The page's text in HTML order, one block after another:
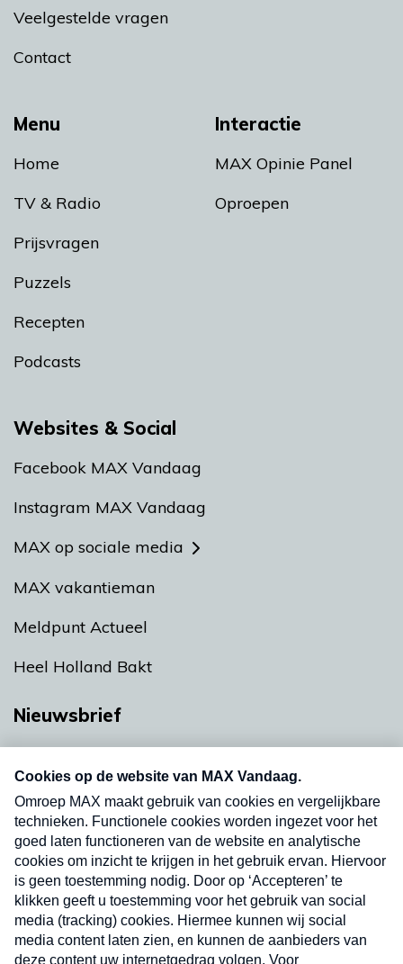
Menu
Home
TV & Radio
Prijsvragen
Puzzels
Recepten
Podcasts
Interactie
MAX Opinie Panel
Oproepen
Veelgestelde vragen
Contact
Websites & Social
Facebook MAX Vandaag
Instagram MAX Vandaag
MAX op sociale media
MAX vakantieman
Meldpunt Actueel
Heel Holland Bakt
Nieuwsbrief
nieuwsbrief. Elke vrijdag- en dinsdagochtend in
uw mailbox.
Verzend